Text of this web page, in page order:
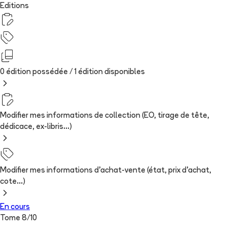
Editions
0 édition possédée / 1 édition disponibles
Modifier mes informations de collection (EO, tirage de tête,
dédicace, ex-libris...)
Modifier mes informations d'achat-vente (état, prix d'achat,
cote...)
En cours
Tome 8/10